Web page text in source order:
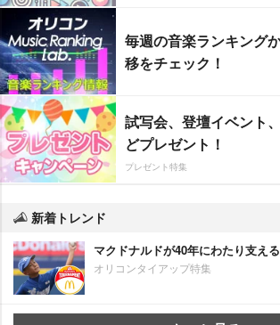
毎週の音楽ランキング
移をチェック！
試写会、登壇イベント
どプレゼント！
プレゼント特集
新着トレンド
マクドナルドが40年にわたり支え
オリコンタイアップ特集